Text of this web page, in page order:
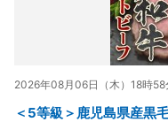
2026年08月06日（木）18時58
＜5等級＞鹿児島県産黒